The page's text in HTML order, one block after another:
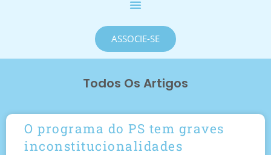
ASSOCIE-SE
Todos Os Artigos
O programa do PS tem graves
inconstitucionalidades